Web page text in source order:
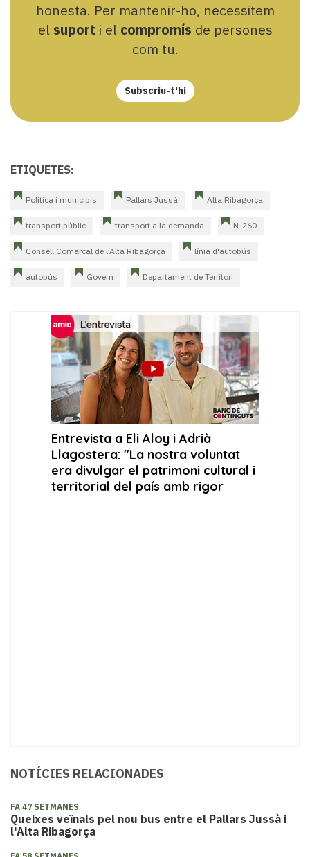
honesta. Per mantenir-ho, necessitem
el suport i el compromís de persones
com tu.
Subscriu-t'hi
ETIQUETES:
Política i municipis Pallars Jussà Alta Ribagorça
transport públic transport a la demanda N-260
Consell Comarcal de l’Alta Ribagorça línia d'autobús
autobús Govern Departament de Territori
NOTÍCIES RELACIONADES
FA 47 SETMANES
Queixes veïnals pel nou bus entre el Pallars Jussà i
l'Alta Ribagorça